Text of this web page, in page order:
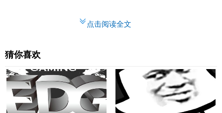
点击阅读全文
猜你喜欢